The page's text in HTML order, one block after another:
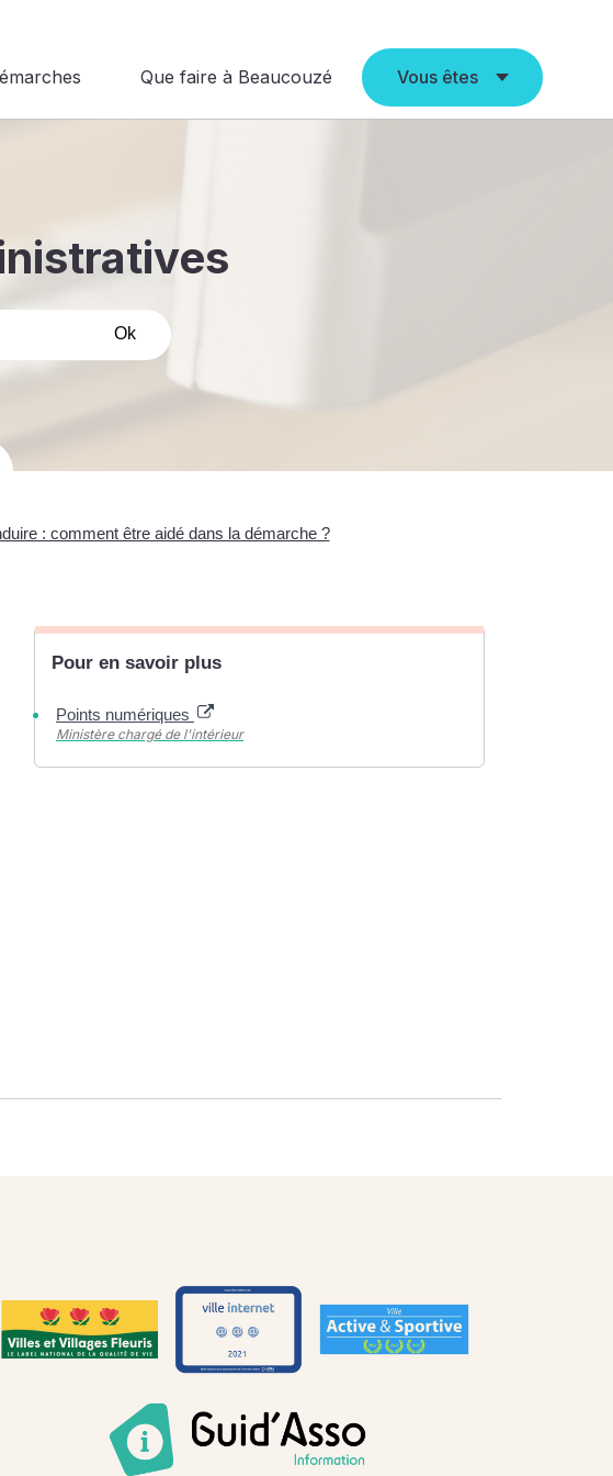
Que faire à Beaucouzé Vous êtes
: comment être aidé dans la démarche ?
Pour en savoir plus
Points numériques
Ministère chargé de l'intérieur